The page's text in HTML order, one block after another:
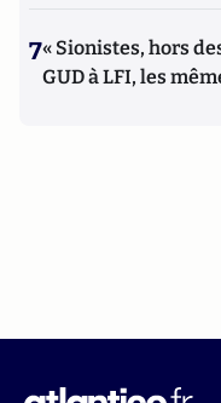
7« Sionistes, hors
GUD à LFI, les